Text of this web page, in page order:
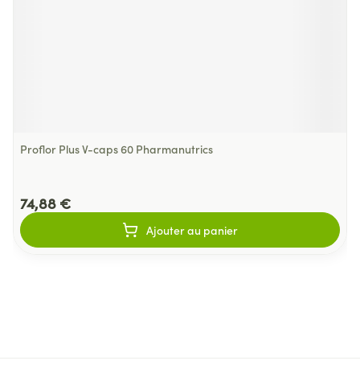
Proflor Plus V-caps 60 Pharmanutrics
74,88 €
Ajouter au panier